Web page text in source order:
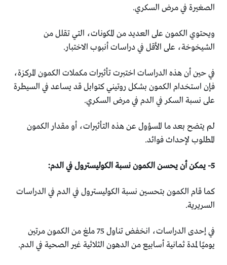
‏الصغيرة في مرض السكري.‏
ويحتوي الكمون على العديد من المكونات، التي تقلل من
‏الشيخوخة، على الأقل في دراسات أنبوب الاختبار.‏
في حين أن هذه الدراسات اختبرت تأثيرات مكملات الكمون المركزة،
‏فإن استخدام الكمون بشكل روتيني كتوابل قد يساعد في السيطرة
‏على نسبة السكر في الدم في مرض السكري.‏
لم يتضح بعد ما المسؤول عن هذه التأثيرات، أو مقدار الكمون
‏المطلوب لإحداث فوائد‎.‎
كما قام الكمون بتحسين نسبة الكوليسترول في الدم في الدراسات
‏السريرية‎.‎
في إحدى الدراسات، انخفض تناول 75 ملغ من الكمون مرتين
يوميًا ‏لمدة ثمانية أسابيع من الدهون الثلاثية غير الصحية في الدم.‏